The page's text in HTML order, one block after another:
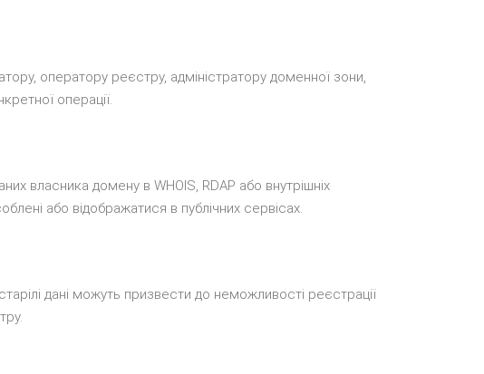
оператору реєстру, адміністратору доменної зони,
операції.
власника домену в WHOIS, RDAP або внутрішніх
або відображатися в публічних сервісах.
дані можуть призвести до неможливості реєстрації